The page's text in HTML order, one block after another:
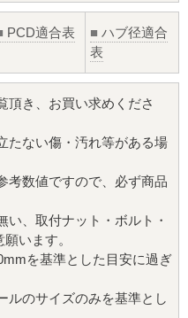
PCD適合表 ■ ハブ径適合
表
き、お買い求めくださ
たない傷・汚れ等がある場
考数値ですので、必ず商品
、取付ナット・ボルト・
います。
を基準とした目安に過ぎ
のサイズのみを基準とし